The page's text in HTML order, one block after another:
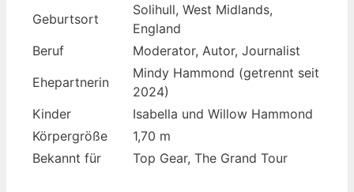
Geburtsort
Solihull, West Midlands,
England
Beruf
Moderator, Autor, Journalist
Ehepartnerin
Mindy Hammond (getrennt seit
2024)
Kinder
Isabella und Willow Hammond
Körpergröße
1,70 m
Bekannt für
Top Gear, The Grand Tour